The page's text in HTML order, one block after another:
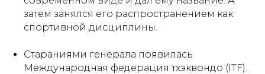
затем занялся его распространением как
спортивной дисциплины.
Стараниями генерала появилась
Международная федерация тхэквондо (ITF).